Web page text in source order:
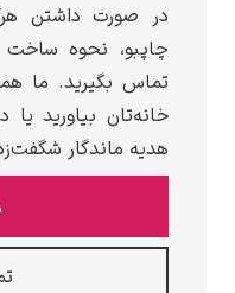
در صورت داشتن
چاپبو، نحوه
تماس بگیرید. ما
خانه‌تان بیاورید
هدیه ماندگار